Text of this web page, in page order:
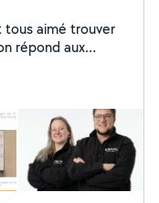
tous aimé trouver
répond aux